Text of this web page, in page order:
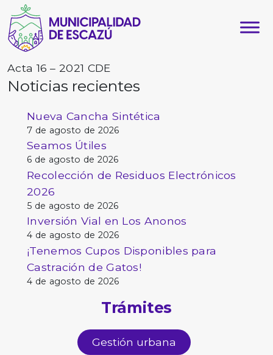
Acta 16 – 2021 CDE
Noticias recientes
Nueva Cancha Sintética
7 de agosto de 2026
Seamos Útiles
6 de agosto de 2026
Recolección de Residuos Electrónicos
2026
5 de agosto de 2026
Inversión Vial en Los Anonos
4 de agosto de 2026
¡Tenemos Cupos Disponibles para
Castración de Gatos!
4 de agosto de 2026
Trámites
Gestión urbana